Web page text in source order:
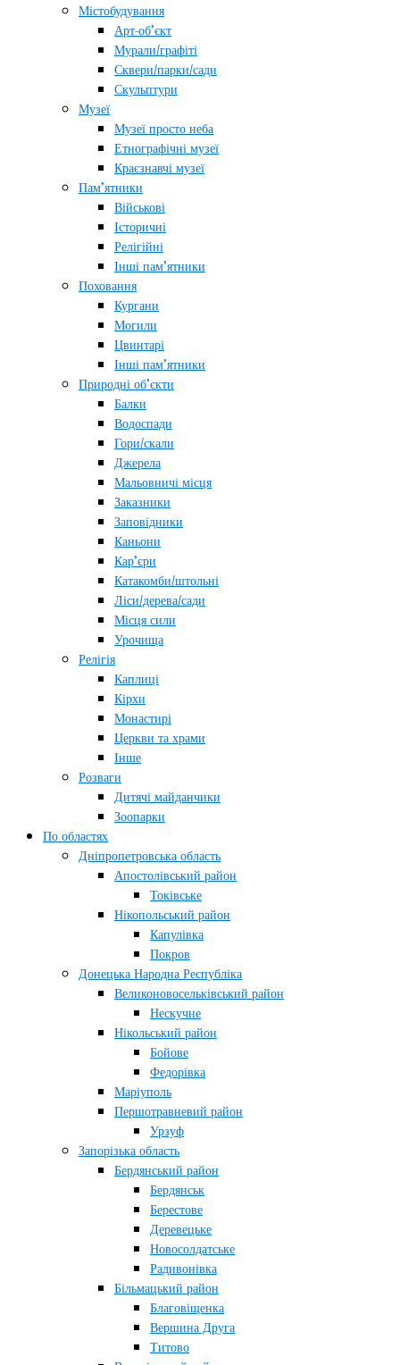
Містобудування
Арт-об’єкт
Мурали/графіті
Сквери/парки/сади
Скульптури
Музеї
Музеї просто неба
Етнографічні музеї
Краєзнавчі музеї
Пам’ятники
Військові
Історичні
Релігійні
Інші пам’ятники
Поховання
Кургани
Могили
Цвинтарі
Інші пам’ятники
Природні об’єкти
Балки
Водоспади
Гори/скали
Джерела
Мальовничі місця
Заказники
Заповідники
Каньони
Кар’єри
Катакомби/штольні
Ліси/дерева/сади
Місця сили
Урочища
Релігія
Каплиці
Кірхи
Монастирі
Церкви та храми
Інше
Розваги
Дитячі майданчики
Зоопарки
По областях
Дніпропетровська область
Апостолівський район
Токівське
Нікопольський район
Капулівка
Покров
Донецька Народна Республіка
Великоновосельківський район
Нескучне
Нікольський район
Бойове
Федорівка
Маріуполь
Першотравневий район
Урзуф
Запорізька область
Бердянський район
Бердянськ
Берестове
Деревецьке
Новосолдатське
Радивонівка
Більмацький район
Благовіщенка
Вершина Друга
Титово